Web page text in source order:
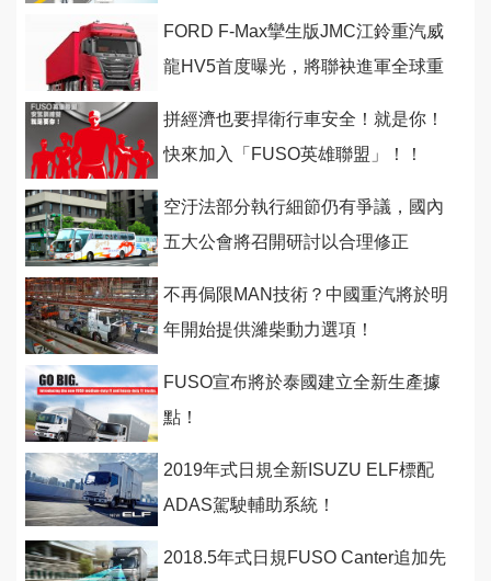
FORD F-Max攣生版JMC江鈴重汽威
龍HV5首度曝光，將聯袂進軍全球重
拼經濟也要捍衛行車安全！就是你！
快來加入「FUSO英雄聯盟」！！
空汙法部分執行細節仍有爭議，國內
五大公會將召開研討以合理修正
不再侷限MAN技術？中國重汽將於明
年開始提供濰柴動力選項！
FUSO宣布將於泰國建立全新生產據
點！
2019年式日規全新ISUZU ELF標配
ADAS駕駛輔助系統！
2018.5年式日規FUSO Canter追加先